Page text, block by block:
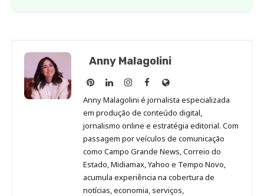
Anny Malagolini
Anny
Malagolini
no
Pinterest
Anny
Malagolini
no
LinkedIn
Anny
Malagolini
no
Instagram
Anny
Malagolini
no
Facebook
Site
de
Anny
Malagolini
Anny Malagolini é jornalista especializada
em produção de conteúdo digital,
jornalismo online e estratégia editorial. Com
passagem por veículos de comunicação
como Campo Grande News, Correio do
Estado, Midiamax, Yahoo e Tempo Novo,
acumula experiência na cobertura de
notícias, economia, serviços,